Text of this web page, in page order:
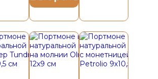
Этот
товар
имеет
несколько
Этот
товар
имеет
несколько